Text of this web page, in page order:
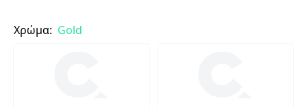
Χρώμα: Gold